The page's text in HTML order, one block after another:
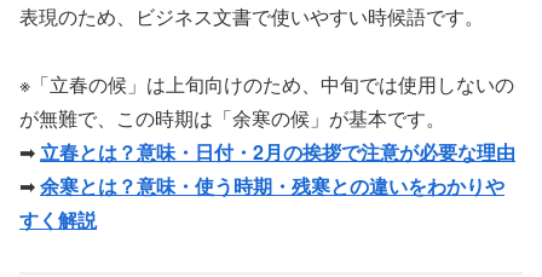
表現のため、ビジネス文書で使いやすい時候語です。
※「立春の候」は上旬向けのため、中旬では使用しないの
が無難で、この時期は「余寒の候」が基本です。
➡立春とは？意味・日付・2月の挨拶で注意が必要な理由
➡余寒とは？意味・使う時期・残寒との違いをわかりや
すく解説